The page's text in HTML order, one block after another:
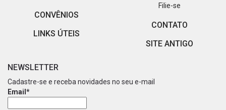
CONVÊNIOS
LINKS ÚTEIS
Filie-se
CONTATO
SITE ANTIGO
NEWSLETTER
Cadastre-se e receba novidades no seu e-mail
Email*